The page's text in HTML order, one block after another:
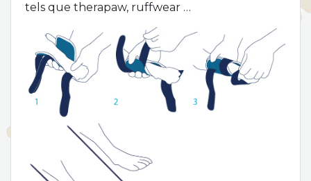
tels que therapaw, ruffwear …